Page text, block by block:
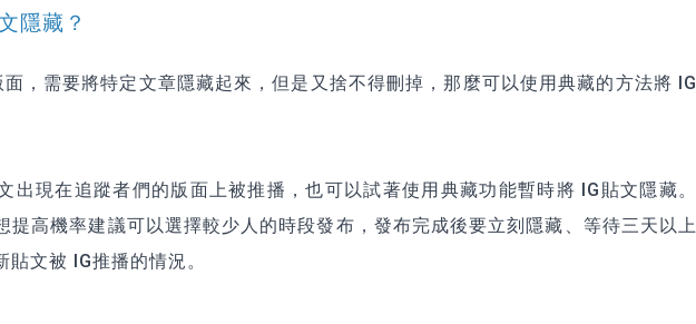
隱藏？
，需要將特定文章隱藏起來，但是又捨不得刪掉，那麼可以使用典藏的方法將 IG
出現在追蹤者們的版面上被推播，也可以試著使用典藏功能暫時將 IG貼文隱藏。
提高機率建議可以選擇較少人的時段發布，發布完成後要立刻隱藏、等待三天以上
文被 IG推播的情況。